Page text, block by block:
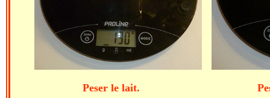
Peser le lait. Peser